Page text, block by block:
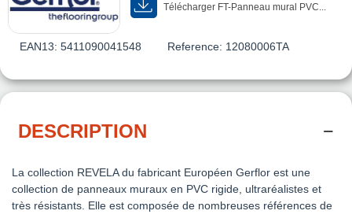
Télécharger FT-Panneau mural PVC...
EAN13: 5411090041548 Reference: 12080006TA
DESCRIPTION
La collection REVELA du fabricant Européen Gerflor est une
collection de panneaux muraux en PVC rigide, ultraréalistes et
très résistants. Elle est composée de nombreuses références de